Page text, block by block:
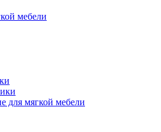
мебели
для мягкой мебели